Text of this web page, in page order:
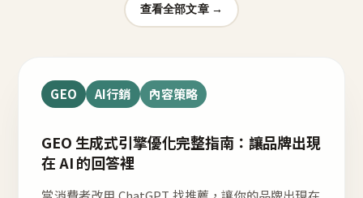
查看全部文章 →
GEO AI行銷 內容策略
GEO 生成式引擎優化完整指南：讓品牌出現
在 AI 的回答裡